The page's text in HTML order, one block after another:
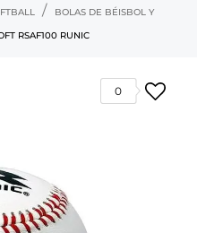
BOLAS DE BÉISBOL Y
RSAF100 RUNIC
0